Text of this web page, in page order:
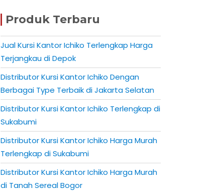
Produk Terbaru
Jual Kursi Kantor Ichiko Terlengkap Harga
Terjangkau di Depok
Distributor Kursi Kantor Ichiko Dengan
Berbagai Type Terbaik di Jakarta Selatan
Distributor Kursi Kantor Ichiko Terlengkap di
Sukabumi
Distributor Kursi Kantor Ichiko Harga Murah
Terlengkap di Sukabumi
Distributor Kursi Kantor Ichiko Harga Murah
di Tanah Sereal Bogor